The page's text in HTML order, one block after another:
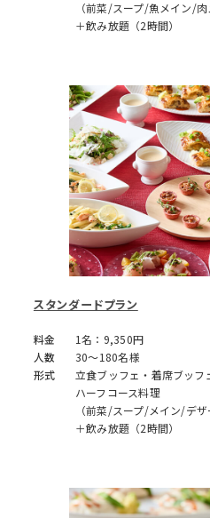
（前菜/スープ/魚メイン/肉
＋飲み放題（2時間）
スタンダードプラン
料金
1名：9,350円
人数
30～180名様
形式
立食ブッフェ・着席ブッフ
ハーフコース料理
（前菜/スープ/メイン/デザ
＋飲み放題（2時間）